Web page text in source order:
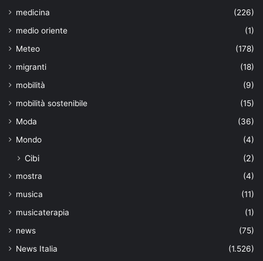
medicina
(226)
medio oriente
(1)
Meteo
(178)
migranti
(18)
mobilità
(9)
mobilità sostenibile
(15)
Moda
(36)
Mondo
(4)
Cibi (2)
mostra
(4)
musica
(11)
musicaterapia
(1)
news
(75)
News Italia
(1.526)